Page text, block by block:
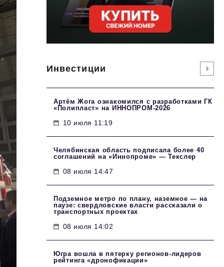
Инвестиции
Артём Жога ознакомился с разработками ГК
«Полипласт» на ИННОПРОМ-2026
10 июля 11:19
Челябинская область подписала более 40
соглашений на «Иннопроме» — Текслер
08 июля 14:47
Подземное метро по плану, наземное — на
паузе: свердловские власти рассказали о
транспортных проектах
08 июля 14:02
Югра вошла в пятерку регионов-лидеров
рейтинга «дронофикации»